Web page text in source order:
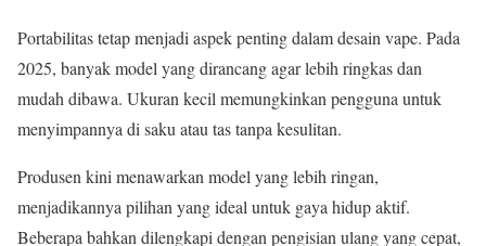
Portabilitas tetap menjadi aspek penting dalam desain vape. Pada
2025, banyak model yang dirancang agar lebih ringkas dan
mudah dibawa. Ukuran kecil memungkinkan pengguna untuk
menyimpannya di saku atau tas tanpa kesulitan.
Produsen kini menawarkan model yang lebih ringan,
menjadikannya pilihan yang ideal untuk gaya hidup aktif.
Beberapa bahkan dilengkapi dengan pengisian ulang yang cepat,